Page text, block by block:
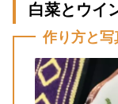
白菜とウイ
作り方と写